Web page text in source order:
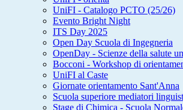
UniFI - Catalogo PCTO (25/26)
Evento Bright Night
ITS Day 2025
Open Day Scuola di Ingegneria
OpenDay - Scienze della salute
Bocconi - Workshop di
UniFI al Caste
Giornate orientamento Sant'Anna
Scuola superiore mediatori
Stage di Chimica - Scuola